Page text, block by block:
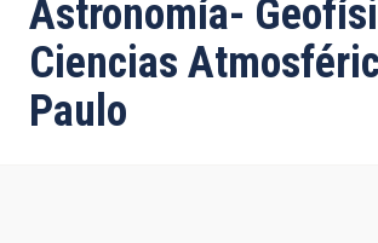
ayuda
a
la
Astronomía-
Ciencias
Paulo